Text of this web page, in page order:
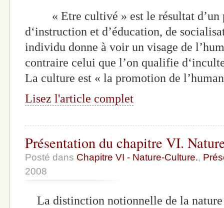
« Etre cultivé » est le résultat d’un
d‘instruction et d’éducation, de
individu donne à voir un visage de
contraire celui que l’on qualifie
La culture est « la promotion de
Lisez l'article complet
Présentation du chapitre VI.
Posté dans Chapitre VI - Nature-Culture.,
2008
La distinction notionnelle de la nature